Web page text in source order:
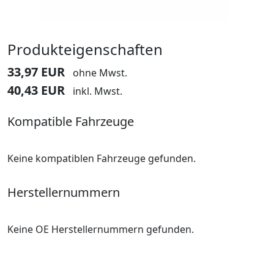
Produkteigenschaften
33,97 EUR ohne Mwst.
40,43 EUR inkl. Mwst.
Kompatible Fahrzeuge
Keine kompatiblen Fahrzeuge gefunden.
Herstellernummern
Keine OE Herstellernummern gefunden.